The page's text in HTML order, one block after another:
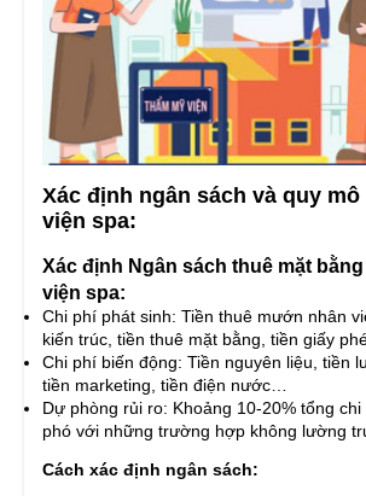
Xác định ngân sách và quy
viện spa:
Xác định Ngân sách thuê mặt
viện spa:
Chi phí phát sinh: Tiền thuê mướn nhân
kiến trúc, tiền thuê mặt bằng, tiền giấy
Chi phí biến động: Tiền nguyên liệu, tiền
tiền marketing, tiền điện nước…
Dự phòng rủi ro: Khoảng 10-20% tổng
phó với những trường hợp không lường
Cách xác định ngân sách: